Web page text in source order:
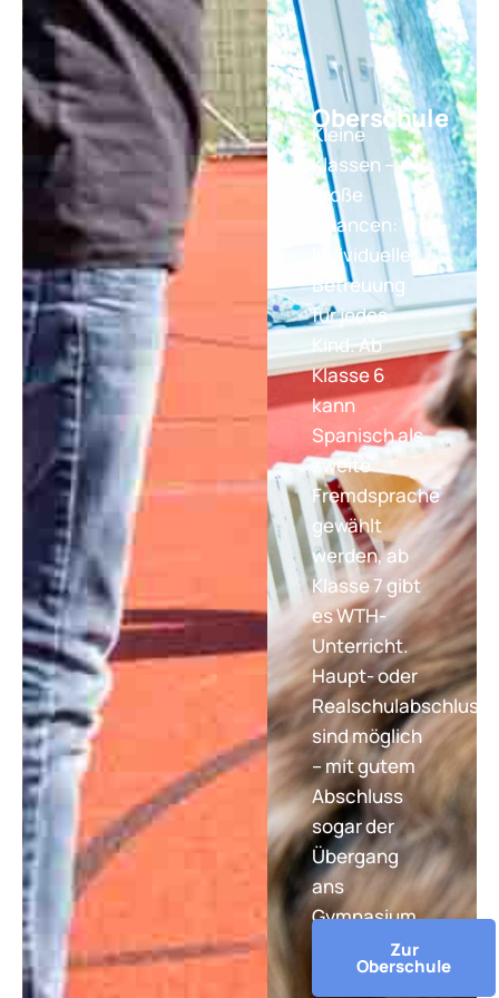
Oberschule
Kleine
Klassen –
große
Chancen:
Individuelle
Betreuung
für jedes
Kind. Ab
Klasse 6
kann
Spanisch als
zweite
Fremdsprache
gewählt
werden, ab
Klasse 7 gibt
es WTH-
Unterricht.
Haupt- oder
Realschulabschluss
sind möglich
– mit gutem
Abschluss
sogar der
Übergang
ans
Gymnasium.
Zur
Oberschule